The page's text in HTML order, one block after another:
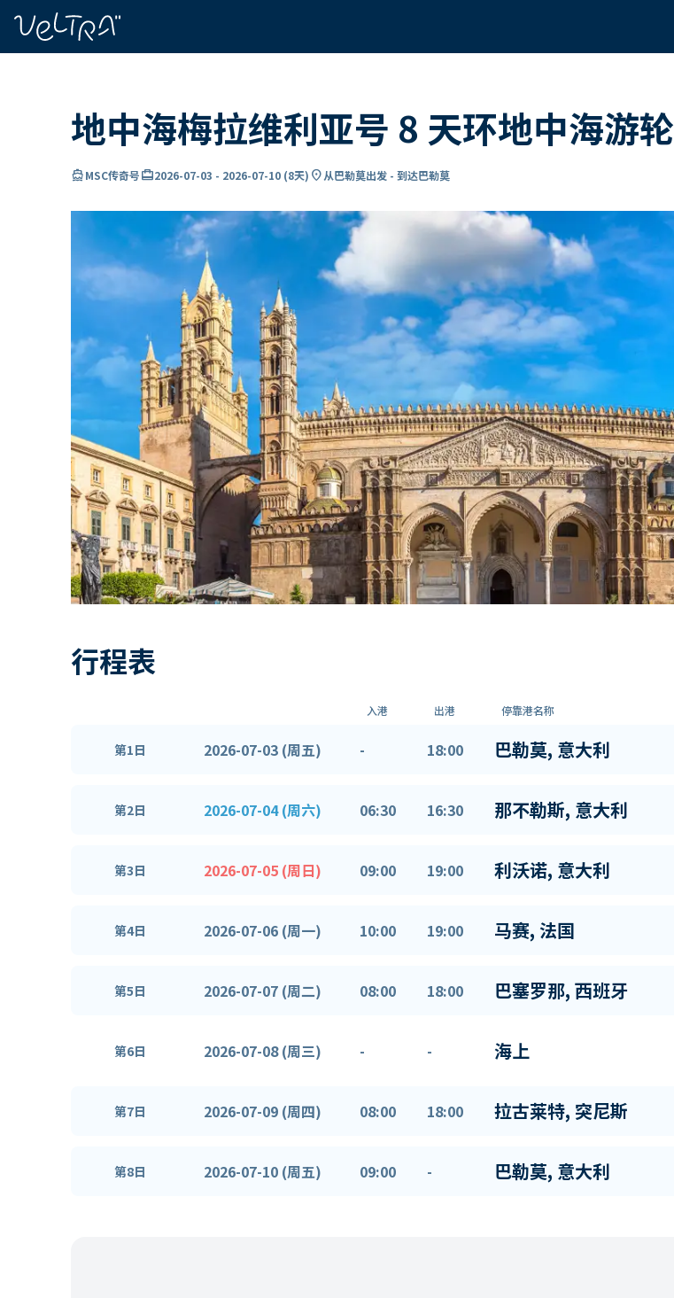
地中海梅拉维利亚号 8 天环地中海游轮
directions_boatMSC传奇号card_travel2026-07-03 - 2026-07-10 (8天) location_on从巴勒莫出发 - 到达巴勒莫
行程表
入港 出港 停靠港名称
第1日 2026-07-03 (周五) - 18:00 巴勒莫, 意大利
第2日 2026-07-04 (周六) 06:30 16:30 那不勒斯, 意大利
第3日 2026-07-05 (周日) 09:00 19:00 利沃诺, 意大利
第4日 2026-07-06 (周一) 10:00 19:00 马赛, 法国
第5日 2026-07-07 (周二) 08:00 18:00 巴塞罗那, 西班牙
第6日 2026-07-08 (周三) - - 海上
第7日 2026-07-09 (周四) 08:00 18:00 拉古莱特, 突尼斯
第8日 2026-07-10 (周五) 09:00 - 巴勒莫, 意大利